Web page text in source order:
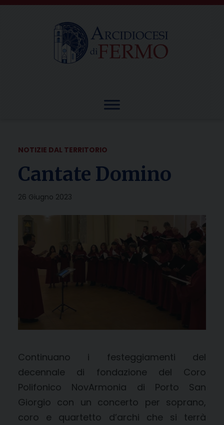
Skip
NOTIZIE DAL TERRITORIO
Cantate Domino
26 Giugno 2023
Continuano i festeggiamenti del
decennale di fondazione del Coro
Polifonico NovArmonia di Porto San
Giorgio con un concerto per soprano,
coro e quartetto d’archi che si terrà